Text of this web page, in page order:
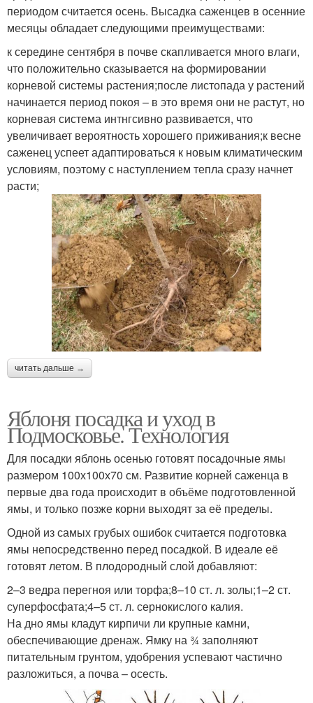
периодом считается осень. Высадка саженцев в осенние
месяцы обладает следующими преимуществами:
к середине сентября в почве скапливается много влаги,
что положительно сказывается на формировании
корневой системы растения;после листопада у растений
начинается период покоя – в это время они не растут, но
корневая система интнгсивно развивается, что
увеличивает вероятность хорошего приживания;к весне
саженец успеет адаптироваться к новым климатическим
условиям, поэтому с наступлением тепла сразу начнет
расти;
читать дальше →
Яблоня посадка и уход в
Подмосковье. Технология
Для посадки яблонь осенью готовят посадочные ямы
размером 100х100х70 см. Развитие корней саженца в
первые два года происходит в объёме подготовленной
ямы, и только позже корни выходят за её пределы.
Одной из самых грубых ошибок считается подготовка
ямы непосредственно перед посадкой. В идеале её
готовят летом. В плодородный слой добавляют:
2–3 ведра перегноя или торфа;8–10 ст. л. золы;1–2 ст.
суперфосфата;4–5 ст. л. сернокислого калия.
На дно ямы кладут кирпичи ли крупные камни,
обеспечивающие дренаж. Ямку на ¾ заполняют
питательным грунтом, удобрения успевают частично
разложиться, а почва – осесть.